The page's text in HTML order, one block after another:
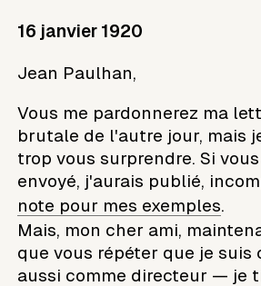
16 janvier 1920
Jean Paulhan,
Vous me pardonnerez ma
brutale de l'autre jour, mais
trop vous surprendre. Si
envoyé, j'aurais publié,
note pour mes exemples.
Mais, mon cher ami,
que vous répéter que je
aussi comme directeur — je